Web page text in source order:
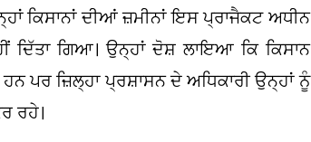
ਕਿਸਾਨਾਂ ਦੀਆਂ ਜ਼ਮੀਨਾਂ ਇਸ ਪ੍ਰਾਜੈਕਟ ਅਧੀਨ
ਗਿਆ। ਉਨ੍ਹਾਂ ਦੋਸ਼ ਲਾਇਆ ਕਿ ਕਿਸਾਨ
ਪਰ ਜ਼ਿਲ੍ਹਾ ਪ੍ਰਸ਼ਾਸਨ ਦੇ ਅਧਿਕਾਰੀ ਉਨ੍ਹਾਂ ਨੂੰ
ਰਹੇ।